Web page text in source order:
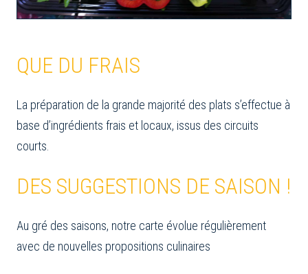
QUE DU FRAIS
La préparation de la grande majorité des plats s’effectue à
base d’ingrédients frais et locaux, issus des circuits
courts.
DES SUGGESTIONS DE SAISON !
Au gré des saisons, notre carte évolue régulièrement
avec de nouvelles propositions culinaires